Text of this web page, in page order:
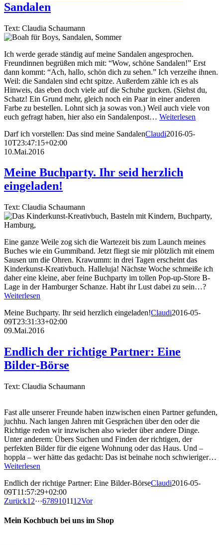
Sandalen
Text: Claudia Schaumann
Ich werde gerade ständig auf meine Sandalen angesprochen.
Freundinnen begrüßen mich mit: “Wow, schöne Sandalen!” Erst
dann kommt: “Ach, hallo, schön dich zu sehen.” Ich verzeihe ihnen.
Weil: die Sandalen sind echt spitze. Außerdem zähle ich es als
Hinweis, das eben doch viele auf die Schuhe gucken. (Siehst du,
Schatz! Ein Grund mehr, gleich noch ein Paar in einer anderen
Farbe zu bestellen. Lohnt sich ja sowas von.) Weil auch viele von
euch gefragt haben, hier also ein Sandalenpost… Weiterlesen
Darf ich vorstellen: Das sind meine SandalenClaudi2016-05-
10T23:47:15+02:00
10.Mai.2016
Meine Buchparty. Ihr seid herzlich
eingeladen!
Text: Claudia Schaumann
Eine ganze Weile zog sich die Wartezeit bis zum Launch meines
Buches wie ein Gummiband. Jetzt fliegt sie mir plötzlich mit einem
Sausen um die Ohren. Krawumm: in drei Tagen erscheint das
Kinderkunst-Kreativbuch. Halleluja! Nächste Woche schmeiße ich
daher eine kleine, aber feine Buchparty im tollen Pop-up-Store B-
Lage in der Hamburger Schanze. Habt ihr Lust dabei zu sein…?
Weiterlesen
Meine Buchparty. Ihr seid herzlich eingeladen!Claudi2016-05-
09T23:31:33+02:00
09.Mai.2016
Endlich der richtige Partner: Eine
Bilder-Börse
Text: Claudia Schaumann
Fast alle unserer Freunde haben inzwischen einen Partner gefunden,
juchhu. Nach langen Jahren mit Gesprächen über den oder die
Richtige reden wir inzwischen also wieder über andere Dinge.
Unter anderem: Übers Suchen und Finden der richtigen, der
perfekten Bilder für die eigene Wohnung oder das Haus. Und –
hoppla – wer hätte das gedacht: Das ist beinahe noch schwieriger…
Weiterlesen
Endlich der richtige Partner: Eine Bilder-BörseClaudi2016-05-
09T11:57:29+02:00
Zurück1 2···6789101112Vor
Mein Kochbuch bei uns im Shop